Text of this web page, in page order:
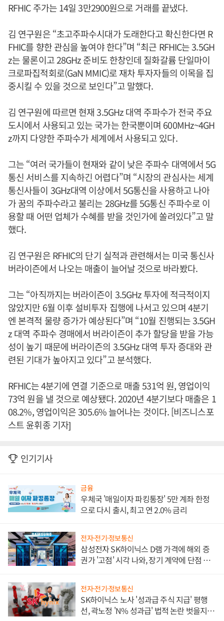
RFHIC 주가는 14일 3만2900원으로 거래를 끝냈다.
김 연구원은 “초고주파수시대가 도래한다고 확신한다면 R
FHIC를 향한 관심을 높여야 한다”며 “최근 RFHIC는 3.5GH
z는 물론이고 28GHz 준비도 한창인데 질화갈륨 단일마이
크로파집적회로(GaN MMIC)로 재차 투자자들의 이목을 집
중시킬 수 있을 것으로 보인다”고 말했다.
김 연구원에 따르면 현재 3.5GHz 대역 주파수가 전국 주요
도시에서 사용되고 있는 국가는 한국뿐이며 600MHz~4GH
z까지 다양한 주파수가 세계에서 사용되고 있다.
그는 “여러 국가들이 현재와 같이 낮은 주파수 대역에서 5G
통신 서비스를 지속하긴 어렵다”며 “시장의 관심사는 세계
통신사들이 3GHz대역 이상에서 5G통신을 사용하고 나아
가 꿈의 주파수라고 불리는 28GHz를 5G통신 주파수로 이
용할 때 어떤 업체가 수혜를 받을 것인가에 쏠려있다”고 말
했다.
김 연구원은 RFHIC의 단기 실적과 관련해서는 미국 통신사
버라이즌에서 나오는 매출이 늘어날 것으로 바라봤다.
그는 “아직까지는 버라이즌이 3.5GHz 투자에 적극적이지
않았지만 6월 이후 설비투자 집행에 나서고 있으며 4분기
엔 본격적 물량 증가가 예상된다”며 “10월 진행되는 3.5GH
z 대역 주파수 경매에서 버라이즌이 추가 할당을 받을 가능
성이 높기 때문에 버라이즌의 3.5GHz 대역 투자 증대와 관
련된 기대가 높아지고 있다”고 분석했다.
RFHIC는 4분기에 연결 기준으로 매출 531억 원, 영업이익
73억 원을 낼 것으로 예상됐다. 2020년 4분기보다 매출은 1
08.2%, 영업이익은 305.6% 늘어나는 것이다. [비즈니스포
스트 윤휘종 기자]
인기기사
금융
우체국 '매일이자 파킹통장' 5만 계좌 한정
으로 다시 출시, 최고 연 2.0% 금리
전자·전기·정보통신
삼성전자 SK하이닉스 D램 가격에 해외 증
권가 '고점' 시각 나와, 장기 계약에 단점 부
전자·전기·정보통신
SK하이닉스 노사 '성과급 주식 지급' 평행
선, 곽노정 'N% 성과급' 법적 논란 벗을지 주